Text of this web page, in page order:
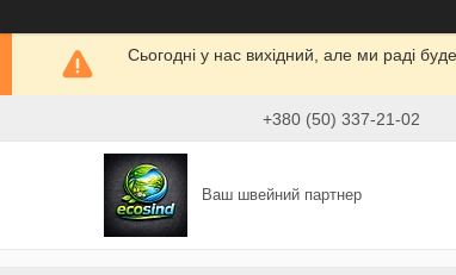
Сьогодні у нас вихідний, але ми раді
+380 (50) 337-21-02
Ваш швейний партнер